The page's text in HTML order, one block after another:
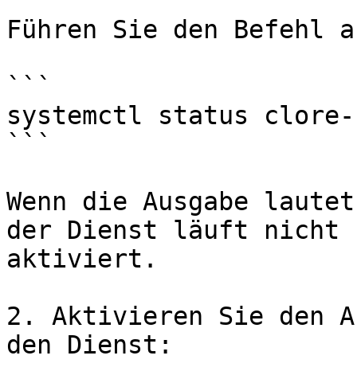
Führen Sie den Befehl
```
systemctl status
```
Wenn die Ausgabe
der Dienst läuft nicht
aktiviert.
2. Aktivieren Sie den
den Dienst: